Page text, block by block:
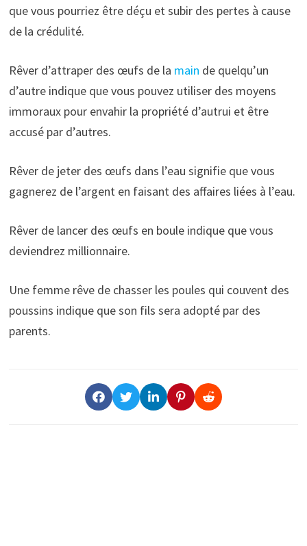
que vous pourriez être déçu et subir des pertes à cause
de la crédulité.
Rêver d’attraper des œufs de la main de quelqu’un
d’autre indique que vous pouvez utiliser des moyens
immoraux pour envahir la propriété d’autrui et être
accusé par d’autres.
Rêver de jeter des œufs dans l’eau signifie que vous
gagnerez de l’argent en faisant des affaires liées à l’eau.
Rêver de lancer des œufs en boule indique que vous
deviendrez millionnaire.
Une femme rêve de chasser les poules qui couvent des
poussins indique que son fils sera adopté par des
parents.